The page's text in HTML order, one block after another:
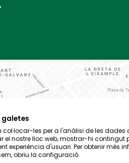
galetes
col·locar-les per a l'anàlisi de les dades
el nostre lloc web, mostrar-hi contingut
experiència d'usuari. Per obtenir més
obriu la configuració.